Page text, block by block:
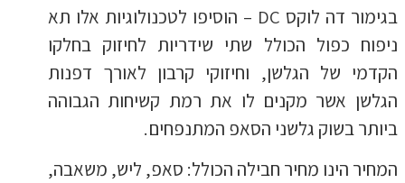
בגימור דה לוקס DC – הוסיפו לטכנולוגיות אלו תא
ניפוח כפול הכולל שתי שידריות לחיזוק בחלקו
הקדמי של הגלשן, וחיזוקי קרבון לאורך דפנות
הגלשן אשר מקנים לו את רמת קשיחות הגבוהה
ביותר בשוק גלשני הסאפ המתנפחים.
המחיר הינו מחיר חבילה הכולל: סאפ, ליש, משאבה,